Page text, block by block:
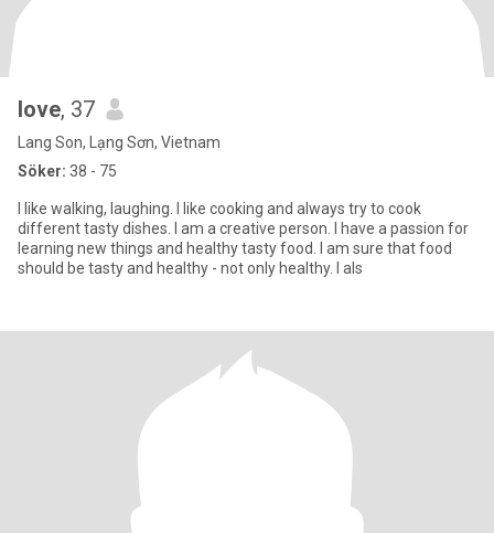
love, 37
Lang Son, Lạng Sơn, Vietnam
Söker: 38 - 75
I like walking, laughing. I like cooking and always try to cook
different tasty dishes. I am a creative person. I have a passion for
learning new things and healthy tasty food. I am sure that food
should be tasty and healthy - not only healthy. I als